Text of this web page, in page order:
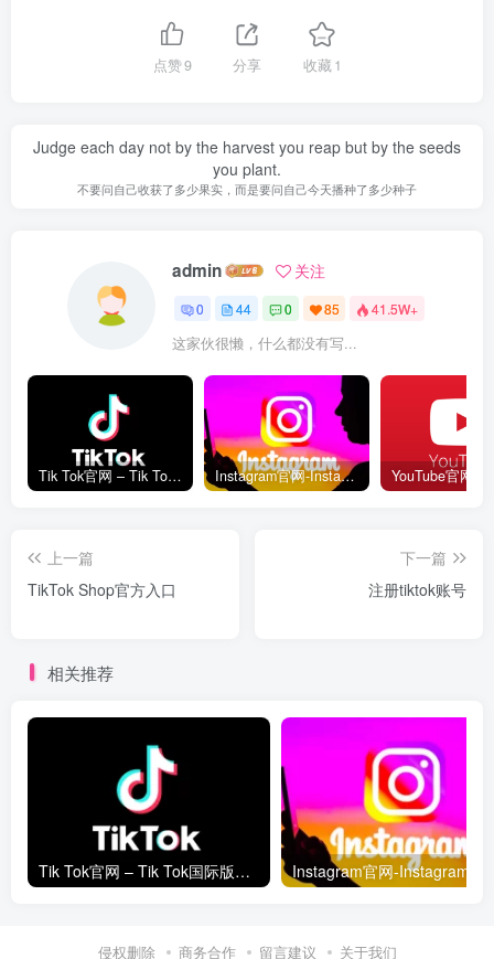
点赞9 分享 收藏1
Judge each day not by the harvest you reap but by the seeds
you plant.
不要问自己收获了多少果实，而是要问自己今天播种了多少种子
admin 关注
0 44 0 85 41.5W+
这家伙很懒，什么都没有写...
Tik Tok官网 – Tik Tok国际版网页入口 Instagram官网-Instagram网页版入口
上一篇
TikTok Shop官方入口
下一篇
注册tiktok账号
相关推荐
Tik Tok官网 – Tik Tok国际版网页入口
侵权删除 商务合作 留言建议 关于我们